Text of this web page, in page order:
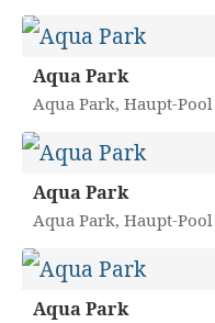
Aqua Park
Aqua Park, Haupt-Pool
Aqua Park
Aqua Park, Haupt-Pool
Aqua Park